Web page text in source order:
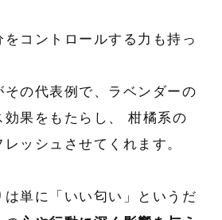
をコントロールする力も持っ
その代表例で、ラベンダーの
効果をもたらし、 柑橘系の
ッシュさせてくれます。
は単に「いい匂い」というだ